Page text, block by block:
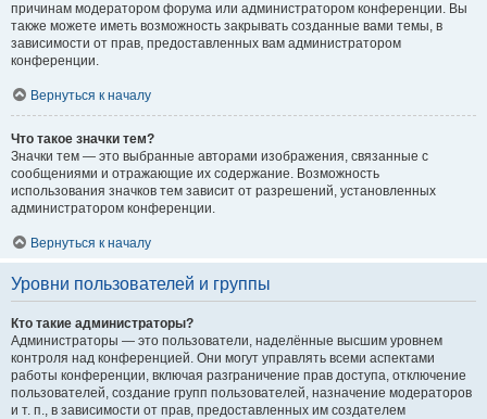
причинам модератором форума или администратором конференции. Вы
также можете иметь возможность закрывать созданные вами темы, в
зависимости от прав, предоставленных вам администратором
конференции.
Вернуться к началу
Что такое значки тем?
Значки тем — это выбранные авторами изображения, связанные с
сообщениями и отражающие их содержание. Возможность
использования значков тем зависит от разрешений, установленных
администратором конференции.
Вернуться к началу
Уровни пользователей и группы
Кто такие администраторы?
Администраторы — это пользователи, наделённые высшим уровнем
контроля над конференцией. Они могут управлять всеми аспектами
работы конференции, включая разграничение прав доступа, отключение
пользователей, создание групп пользователей, назначение модераторов
и т. п., в зависимости от прав, предоставленных им создателем